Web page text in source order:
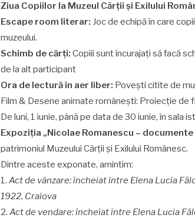
Ziua Copiilor la Muzeul Cărțiiși Exilului Româ
Escape room literar: Joc de echipă în care
muzeului.
Schimb de cărți: Copiii sunt încurajați să facă
de la alt participant
Ora de lecturăîn aer liber: Povești citite de
Film & Desene animate românești: Proiecție de
De luni, 1 iunie, până pe data de 30 iunie, în sala
Expoziția „Nicolae Romanescu –
patrimoniul Muzeului Cărții și Exilului Românesc.
Dintre aceste exponate, amintim:
1.Act de vânzare: încheiat între Elena Lucia
1922, Craiova
2.Act de vendare: încheiat între Elena Lucia